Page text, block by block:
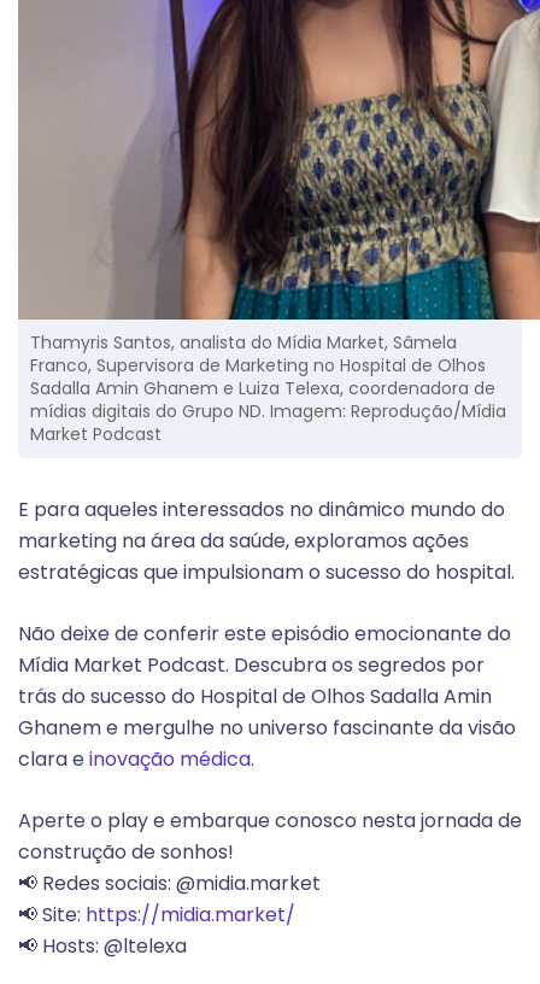
Thamyris Santos, analista do Mídia Market, Sâmela
Franco, Supervisora de Marketing no Hospital de Olhos
Sadalla Amin Ghanem e Luiza Telexa, coordenadora de
mídias digitais do Grupo ND. Imagem: Reprodução/Mídia
Market Podcast
E para aqueles interessados no dinâmico mundo do
marketing na área da saúde, exploramos ações
estratégicas que impulsionam o sucesso do hospital.
Não deixe de conferir este episódio emocionante do
Mídia Market Podcast. Descubra os segredos por
trás do sucesso do Hospital de Olhos Sadalla Amin
Ghanem e mergulhe no universo fascinante da visão
clara einovação médica.
Aperte o play e embarque conosco nesta jornada de
construção de sonhos!
📢 Redes sociais: @midia.market
📢 Site: https://midia.market/
📢 Hosts: @ltelexa